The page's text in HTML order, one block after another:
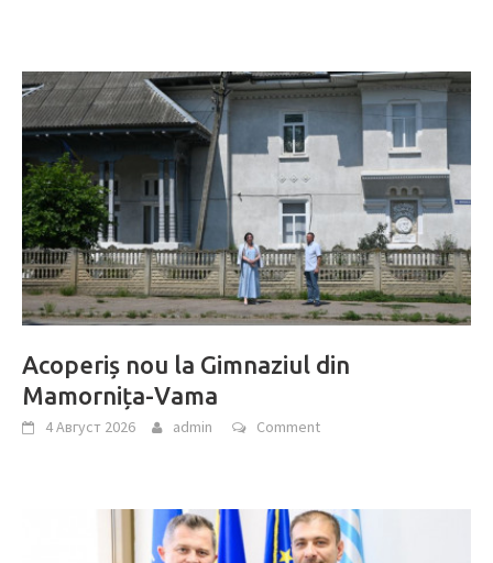
Acoperiș nou la Gimnaziul din
Mamornița-Vama
4 Август 2026 admin Comment